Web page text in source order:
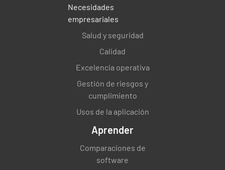
Necesidades
empresariales
Salud y seguridad
Calidad
Excelencia operativa
Gestión de riesgos y
cumplimiento
Usos de la aplicación
Aprender
Comparaciones de
software